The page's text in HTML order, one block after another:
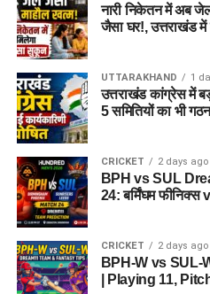
अगर यह योजना धरातल पर उतरती है
परिवार जैसा माहौल, बेहतर स्वतंत्रता
सकेगा। इससे बच्चों और महिलाओं के
भी मदद मिलने की उम्मीद है।
नारी निकेतन में अब जेल
जैसा घर!, उत्तराखंड में
UTTARAKHAND 1
उत्तराखंड कांग्रेस में
5 समितियों का भी
CRICKET 2 days ago
BPH vs SUL
24: बर्मिंघम फीनिक्स
CRICKET 2 days ago
BPH-W vs SUL-
| Playing 11,